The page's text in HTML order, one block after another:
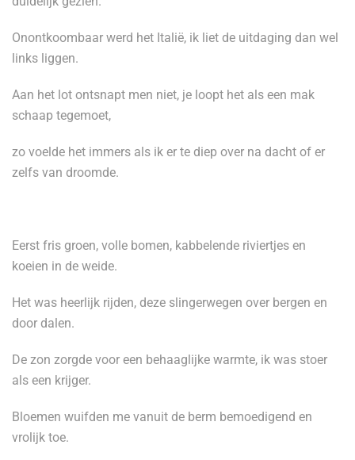
Onontkoombaar werd het Italië, ik liet de uitdaging dan wel
links liggen.
Aan het lot ontsnapt men niet, je loopt het als een mak
schaap tegemoet,
zo voelde het immers als ik er te diep over na dacht of er
zelfs van droomde.
Eerst fris groen, volle bomen, kabbelende riviertjes en
koeien in de weide.
Het was heerlijk rijden, deze slingerwegen over bergen en
door dalen.
De zon zorgde voor een behaaglijke warmte, ik was stoer
als een krijger.
Bloemen wuifden me vanuit de berm bemoedigend en
vrolijk toe.